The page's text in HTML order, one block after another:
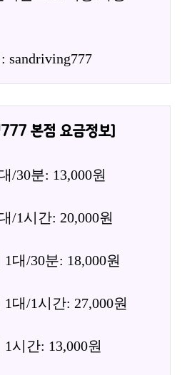
sandriving777
본점 요금정보]
/30분: 13,000원
/1시간: 20,000원
대/30분: 18,000원
대/1시간: 27,000원
시간: 13,000원